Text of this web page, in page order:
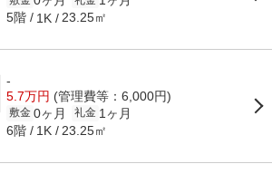
5階 1K 23.25㎡
-
5.7万円 (管理費等：6,000円)
敷金 0ヶ月 礼金 1ヶ月
6階 1K 23.25㎡